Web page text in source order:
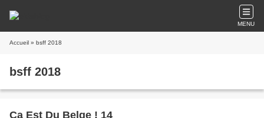
MENU
Accueil » bsff 2018
bsff 2018
Ça Est Du Belge ! 14